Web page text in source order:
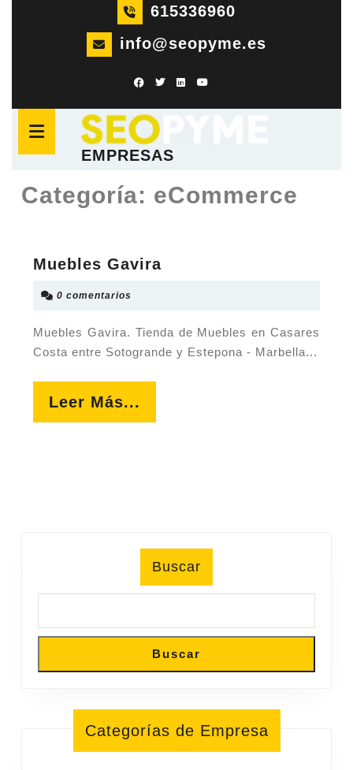
al
contenido
615336960
info@seopyme.es
Botón
aperturaEMPRESAS
Categoría: eCommerce
Muebles Gavira
0 comentarios
Muebles Gavira. Tienda de Muebles en Casares
Costa entre Sotogrande y Estepona - Marbella...
Leer Más...
Más...
Buscar
Buscar
Categorías de Empresa